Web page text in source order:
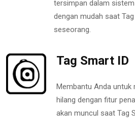
tersimpan dalam
dengan mudah saat
seseorang.
Tag Smart ID
Membantu Anda untuk
hilang dengan fitur
akan muncul saat Tag